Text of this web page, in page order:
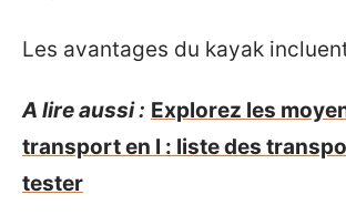
Les avantages du kayak
A lire aussi : Explorez les
transport en l : liste des
tester